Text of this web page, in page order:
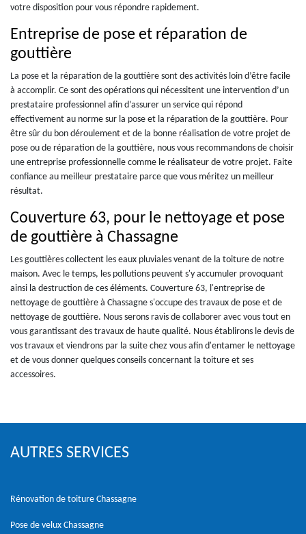
votre disposition pour vous répondre rapidement.
Entreprise de pose et réparation de
gouttière
La pose et la réparation de la gouttière sont des activités loin d’être facile
à accomplir. Ce sont des opérations qui nécessitent une intervention d’un
prestataire professionnel afin d’assurer un service qui répond
effectivement au norme sur la pose et la réparation de la gouttière. Pour
être sûr du bon déroulement et de la bonne réalisation de votre projet de
pose ou de réparation de la gouttière, nous vous recommandons de choisir
une entreprise professionnelle comme le réalisateur de votre projet. Faite
confiance au meilleur prestataire parce que vous méritez un meilleur
résultat.
Couverture 63, pour le nettoyage et pose
de gouttière à Chassagne
Les gouttières collectent les eaux pluviales venant de la toiture de notre
maison. Avec le temps, les pollutions peuvent s'y accumuler provoquant
ainsi la destruction de ces éléments. Couverture 63, l'entreprise de
nettoyage de gouttière à Chassagne s'occupe des travaux de pose et de
nettoyage de gouttière. Nous serons ravis de collaborer avec vous tout en
vous garantissant des travaux de haute qualité. Nous établirons le devis de
vos travaux et viendrons par la suite chez vous afin d'entamer le nettoyage
et de vous donner quelques conseils concernant la toiture et ses
accessoires.
AUTRES SERVICES
Rénovation de toiture Chassagne
Pose de velux Chassagne